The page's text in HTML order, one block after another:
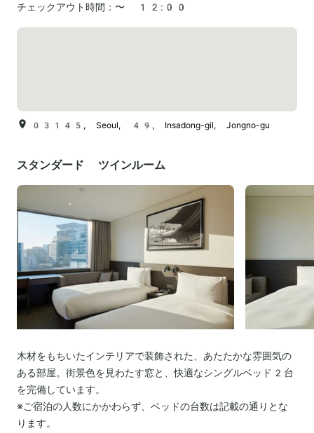
チェックアウト時間： 〜 12:00
03145, Seoul, 49, Insadong-gil, Jongno-gu
スタンダード ツインルーム
木材をもちいたインテリアで装飾された、あたたかな雰囲気の
ある部屋。街景色を見わたす窓と、快適なシングルベッド2台
を完備しています。
※ご宿泊の人数にかかわらず、ベッドの台数は記載の通りとな
ります。